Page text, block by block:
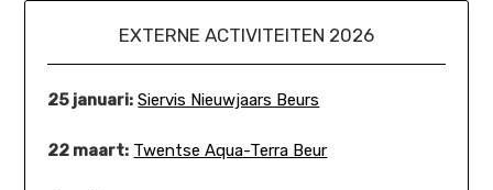
EXTERNE ACTIVITEITEN 2026
25 januari: Siervis Nieuwjaars Beurs
22 maart: Twentse Aqua-Terra Beur